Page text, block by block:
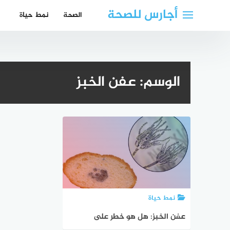
أجارس للصحة الصحة نمط حياة
الوسم:عفن الخبز
نمط حياة
عفن الخبز: هل هو خطر على